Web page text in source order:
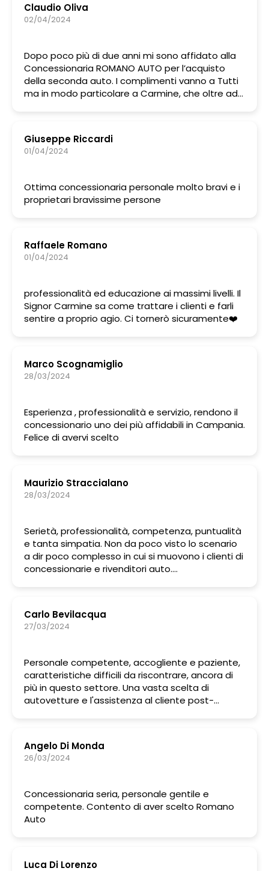
Claudio Oliva
02/04/2024
Dopo poco più di due anni mi sono affidato alla
Concessionaria ROMANO AUTO per l’acquisto
della seconda auto. I complimenti vanno a Tutti
ma in modo particolare a Carmine, che oltre ad
agio nella scelta dell’auto dei sogni, la garanzia
importante non è quella della casa costruttrice
abbandonano il cliente MAI, sono sempre al
fianco di coloro i quali hanno bisogno anche di un
semplice consiglio o informazione, insomma non
attualmente sul mercato automobilistico.
EVVIVA ROMANO AUTO
Giuseppe Riccardi
01/04/2024
Ottima concessionaria personale molto bravi e i
proprietari bravissime persone
Raffaele Romano
01/04/2024
professionalità ed educazione ai massimi livelli. Il
Signor Carmine sa come trattare i clienti e farli
sentire a proprio agio. Ci tornerò sicuramente❤️
Marco Scognamiglio
28/03/2024
Esperienza , professionalità e servizio, rendono il
concessionario uno dei più affidabili in Campania.
Felice di avervi scelto
Maurizio Straccialano
28/03/2024
Serietà, professionalità, competenza, puntualità
e tanta simpatia. Non da poco visto lo scenario
a dir poco complesso in cui si muovono i clienti di
concessionarie e rivenditori auto.
Carlo Bevilacqua
27/03/2024
Personale competente, accogliente e paziente,
caratteristiche difficili da riscontrare, ancora di
più in questo settore. Una vasta scelta di
autovetture e l'assistenza al cliente post-
Angelo Di Monda
26/03/2024
Concessionaria seria, personale gentile e
competente. Contento di aver scelto Romano
Auto
Luca Di Lorenzo